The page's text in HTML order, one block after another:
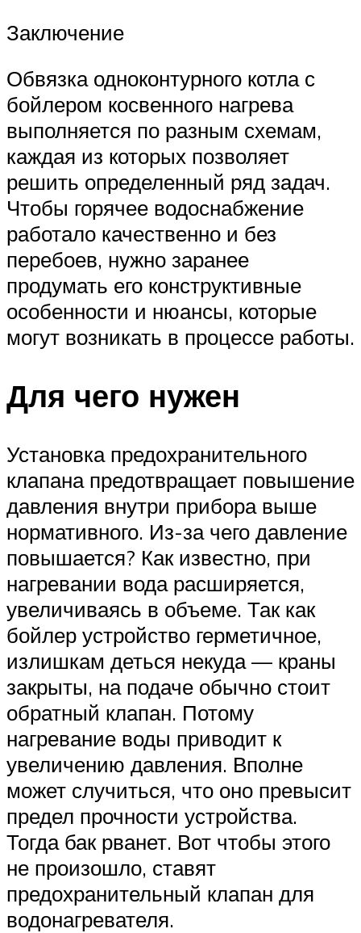
Заключение
Обвязка одноконтурного котла с
бойлером косвенного нагрева
выполняется по разным схемам,
каждая из которых позволяет
решить определенный ряд задач.
Чтобы горячее водоснабжение
работало качественно и без
перебоев, нужно заранее
продумать его конструктивные
особенности и нюансы, которые
могут возникать в процессе работы.
Для чего нужен
Установка предохранительного
клапана предотвращает повышение
давления внутри прибора выше
нормативного. Из-за чего давление
повышается? Как известно, при
нагревании вода расширяется,
увеличиваясь в объеме. Так как
бойлер устройство герметичное,
излишкам деться некуда — краны
закрыты, на подаче обычно стоит
обратный клапан. Потому
нагревание воды приводит к
увеличению давления. Вполне
может случиться, что оно превысит
предел прочности устройства.
Тогда бак рванет. Вот чтобы этого
не произошло, ставят
предохранительный клапан для
водонагревателя.